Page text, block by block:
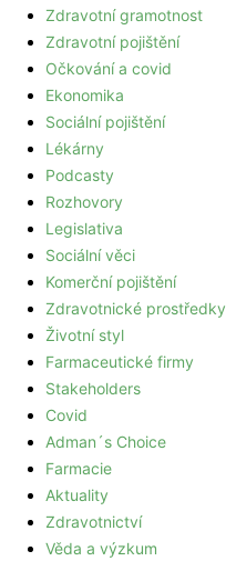
Zdravotní gramotnost
Zdravotní pojištění
Očkování a covid
Ekonomika
Sociální pojištění
Lékárny
Podcasty
Rozhovory
Legislativa
Sociální věci
Komerční pojištění
Zdravotnické prostředky
Životní styl
Farmaceutické firmy
Stakeholders
Covid
Adman´s Choice
Farmacie
Aktuality
Zdravotnictví
Věda a výzkum